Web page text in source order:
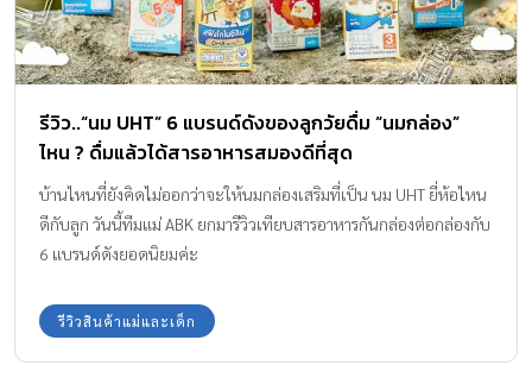
รีวิว..“นม UHT” 6 แบรนด์ดังของลูกวัยดื่ม “นมกล่อง”
ไหน ? ดื่มแล้วได้สารอาหารสมองดีที่สุด
บ้านไหนที่ยังคิดไม่ออกว่าจะให้นมกล่องเสริมที่เป็น นม UHT ยี่ห้อไหน
ดีกับลูก วันนี้ทีมแม่ ABK ยกมารีวิวเทียบสารอาหารกันกล่องต่อกล่องกับ
6 แบรนด์ดังยอดนิยมค่ะ
รีวิวสินค้าแม่และเด็ก